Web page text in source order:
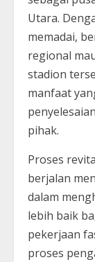
Utara.
memadai,
regional
stadion
manfaat
pihak.
Proses
berjalan
dalam
lebih baik
pekerjaan
proses